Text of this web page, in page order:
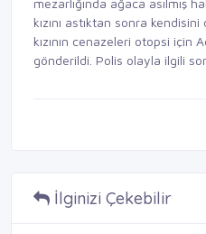
kızını astıktan sonra
kızının cenazeleri otopsi için
gönderildi. Polis olayla ilgili
İlginizi Çekebilir